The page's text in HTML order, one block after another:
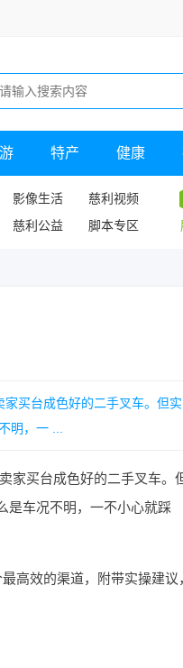
特产 健康
影像生活
慈利视频
慈利公益 脚本专区
买台成色好的二手叉车。但实
明，一 ...
家买台成色好的二手叉车。
是车况不明，一不小心就踩
高效的渠道，附带实操建议